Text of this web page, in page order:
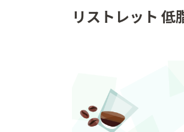
リストレット 低